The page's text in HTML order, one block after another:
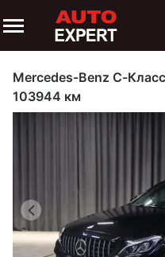
Mercedes-Benz C-
103944 км